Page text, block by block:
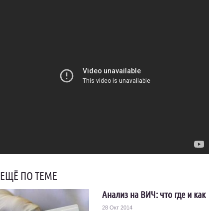
ЕЩЁ ПО ТЕМЕ
Анализ на ВИЧ: что где и как
28 Окт 2014